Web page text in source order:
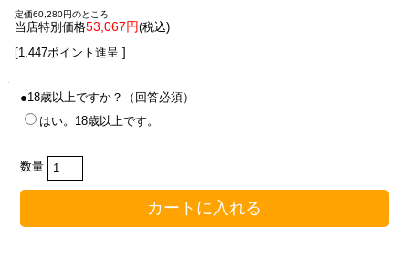
定価60,280円のところ
当店特別価格53,067円(税込)
[1,447ポイント進呈 ]
●18歳以上ですか？（回答必須）
はい。18歳以上です。
数量